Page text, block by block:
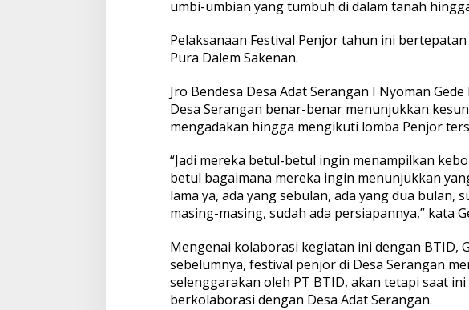
umbi-umbian yang tumbuh di dalam tanah
Pelaksanaan Festival Penjor tahun ini
Pura Dalem Sakenan.
Jro Bendesa Desa Adat Serangan I Nyoman
Desa Serangan benar-benar menunjukkan
mengadakan hingga mengikuti lomba Penjor
“Jadi mereka betul-betul ingin menampilkan
betul bagaimana mereka ingin menunjukkan
lama ya, ada yang sebulan, ada yang dua bulan,
masing-masing, sudah ada persiapannya,” kata
Mengenai kolaborasi kegiatan ini dengan BTID,
sebelumnya, festival penjor di Desa Serangan
selenggarakan oleh PT BTID, akan tetapi saat
berkolaborasi dengan Desa Adat Serangan.